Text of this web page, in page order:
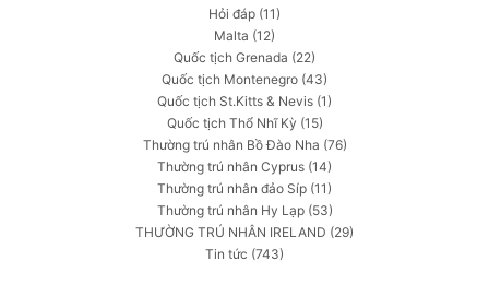
Hỏi đáp (11)
Malta (12)
Quốc tịch Grenada (22)
Quốc tịch Montenegro (43)
Quốc tịch St.Kitts & Nevis (1)
Quốc tịch Thổ Nhĩ Kỳ (15)
Thường trú nhân Bồ Đào Nha (76)
Thường trú nhân Cyprus (14)
Thường trú nhân đảo Síp (11)
Thường trú nhân Hy Lạp(53)
THƯỜNG TRÚ NHÂN IRELAND (29)
Tin tức (743)